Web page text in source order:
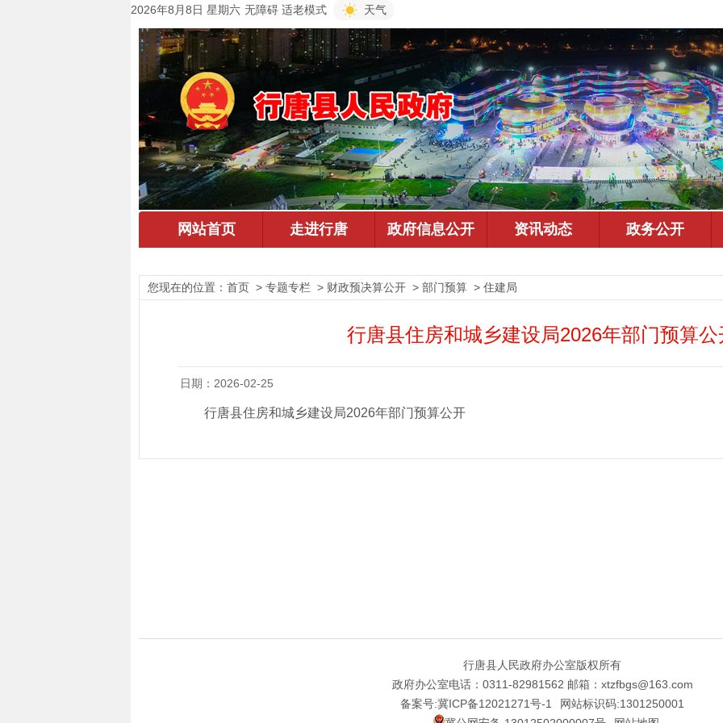
2026年8月8日 星期六 无障碍 适老模式 天气
您现在的位置： 首页 > 专题专栏 > 财政预决算公开 > 部门预算 > 住建局
行唐县住房和城乡建设局2026年部门预算公
日期：2026-02-25
行唐县住房和城乡建设局2026年部门预算公开